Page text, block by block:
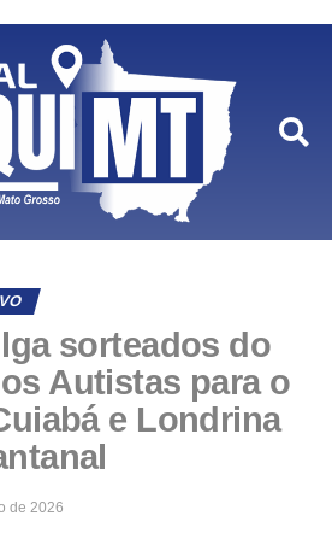
sorteados do
Autistas para o
e Londrina
de 2026